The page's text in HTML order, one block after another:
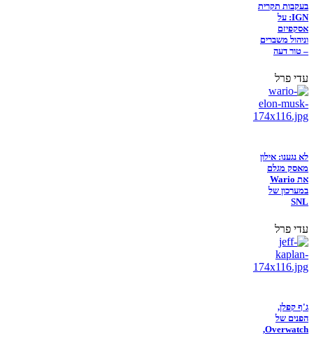
בעקבות תקרית
IGN: על
אסקפיזם
וניהול משברים
– טור דעה
עדי פרל
לא נגענו: אילון
מאסק מגלם
את Wario
במערכון של
SNL
עדי פרל
ג'ף קפלן,
הפנים של
Overwatch,